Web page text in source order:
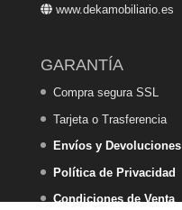
www.dekamobiliario.es
GARANTÍA
Compra segura SSL
Tarjeta o Trasferencia
Envíos y Devoluciones
Política de Privacidad
Condiciones de Venta